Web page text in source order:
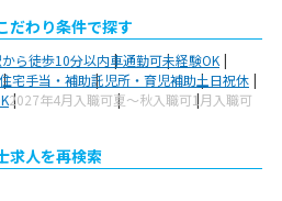
だわり条件で探す
ら徒歩10分以内車通勤可未経験OK
住宅手当・補助託児所・育児補助土日祝休
2027年4月入職可夏～秋入職可1月入職可
求人を再検索